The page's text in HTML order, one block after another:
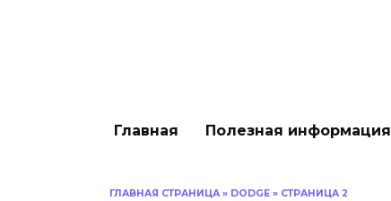
Главная Полезная информация
ГЛАВНАЯ СТРАНИЦА » DODGE » СТРАНИЦА 2